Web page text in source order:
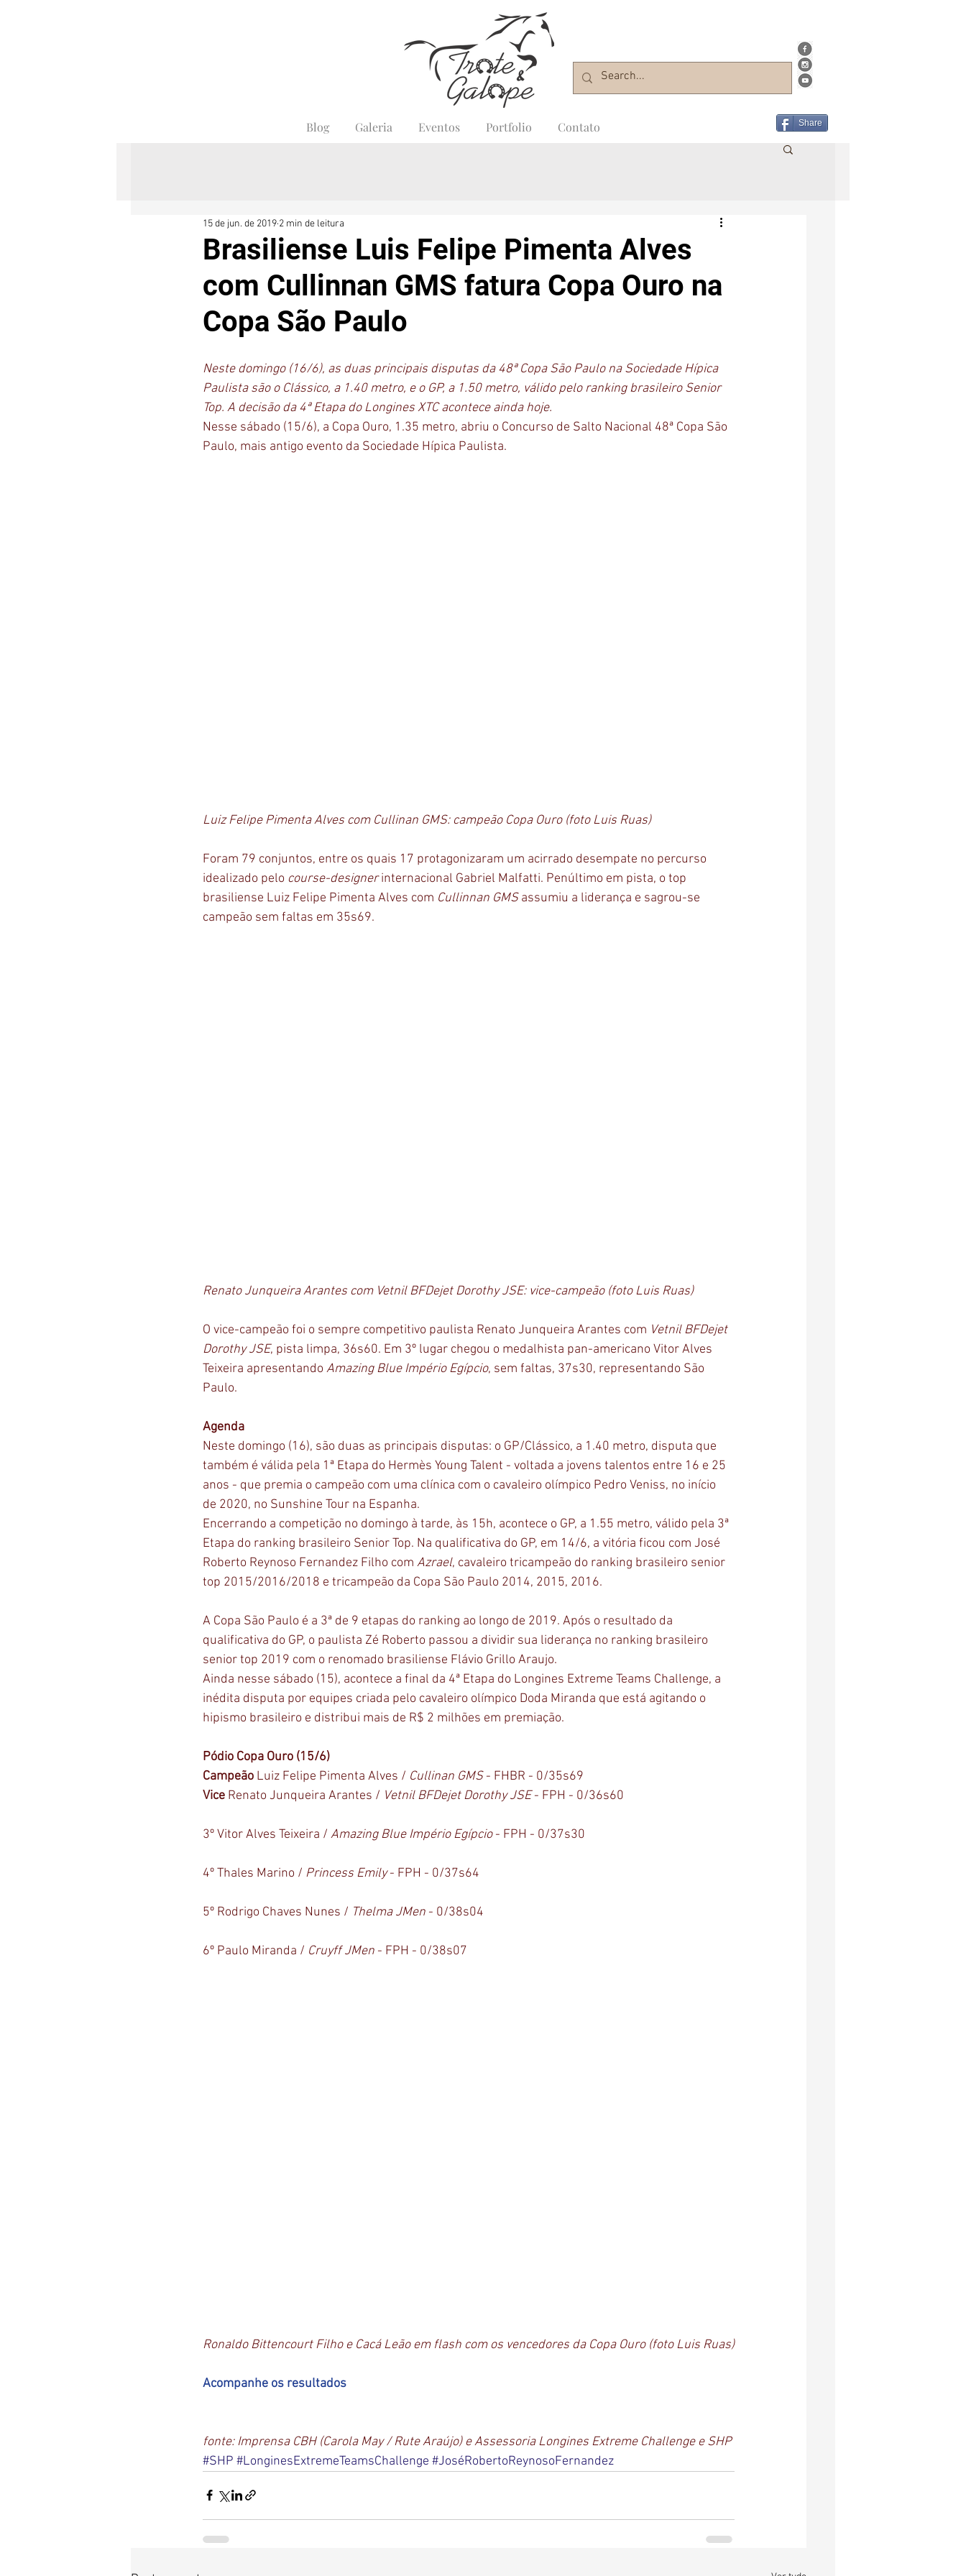
Blog Galeria Eventos Portfolio Contato Share
Brasiliense Luis Felipe Pimenta Alves
com Cullinnan GMS fatura Copa Ouro na
Copa São Paulo
15 de jun. de 2019 2 min de leitura
Neste domingo (16/6), as duas principais disputas da 48ª Copa São Paulo na Sociedade Hípica
Paulista são o Clássico, a 1.40 metro, e o GP, a 1.50 metro, válido pelo ranking brasileiro Senior
Top. A decisão da 4ª Etapa do Longines XTC acontece ainda hoje.
Nesse sábado (15/6), a Copa Ouro, 1.35 metro, abriu o Concurso de Salto Nacional 48ª Copa São
Paulo, mais antigo evento da Sociedade Hípica Paulista.
Luiz Felipe Pimenta Alves com Cullinan GMS: campeão Copa Ouro (foto Luis Ruas)
Foram 79 conjuntos, entre os quais 17 protagonizaram um acirrado desempate no percurso
idealizado pelo course-designer internacional Gabriel Malfatti. Penúltimo em pista, o top
brasiliense Luiz Felipe Pimenta Alves com Cullinnan GMS assumiu a liderança e sagrou-se
campeão sem faltas em 35s69.
Renato Junqueira Arantes com Vetnil BFDejet Dorothy JSE: vice-campeão (foto Luis Ruas)
O vice-campeão foi o sempre competitivo paulista Renato Junqueira Arantes com Vetnil BFDejet
Dorothy JSE, pista limpa, 36s60. Em 3º lugar chegou o medalhista pan-americano Vitor Alves
Teixeira apresentando Amazing Blue Império Egípcio, sem faltas, 37s30, representando São
Paulo.
Agenda
Neste domingo (16), são duas as principais disputas: o GP/Clássico, a 1.40 metro, disputa que
também é válida pela 1ª Etapa do Hermès Young Talent - voltada a jovens talentos entre 16 e 25
anos - que premia o campeão com uma clínica com o cavaleiro olímpico Pedro Veniss, no início
de 2020, no Sunshine Tour na Espanha.
Encerrando a competição no domingo à tarde, às 15h, acontece o GP, a 1.55 metro, válido pela 3ª
Etapa do ranking brasileiro Senior Top. Na qualificativa do GP, em 14/6, a vitória ficou com José
Roberto Reynoso Fernandez Filho com Azrael, cavaleiro tricampeão do ranking brasileiro senior
top 2015/2016/2018 e tricampeão da Copa São Paulo 2014, 2015, 2016.
A Copa São Paulo é a 3ª de 9 etapas do ranking ao longo de 2019. Após o resultado da
qualificativa do GP, o paulista Zé Roberto passou a dividir sua liderança no ranking brasileiro
senior top 2019 com o renomado brasiliense Flávio Grillo Araujo.
Ainda nesse sábado (15), acontece a final da 4ª Etapa do Longines Extreme Teams Challenge, a
inédita disputa por equipes criada pelo cavaleiro olímpico Doda Miranda que está agitando o
hipismo brasileiro e distribui mais de R$ 2 milhões em premiação.
Pódio Copa Ouro (15/6)
Campeão Luiz Felipe Pimenta Alves / Cullinan GMS - FHBR - 0/35s69
Vice Renato Junqueira Arantes / Vetnil BFDejet Dorothy JSE - FPH - 0/36s60
3º Vitor Alves Teixeira / Amazing Blue Império Egípcio - FPH - 0/37s30
4º Thales Marino / Princess Emily - FPH - 0/37s64
5º Rodrigo Chaves Nunes / Thelma JMen - 0/38s04
6º Paulo Miranda / Cruyff JMen - FPH - 0/38s07
Ronaldo Bittencourt Filho e Cacá Leão em flash com os vencedores da Copa Ouro (foto Luis Ruas)
Acompanhe os resultados
fonte: Imprensa CBH (Carola May / Rute Araújo) e Assessoria Longines Extreme Challenge e SHP
#SHP #LonginesExtremeTeamsChallenge #JoséRobertoReynosoFernandez